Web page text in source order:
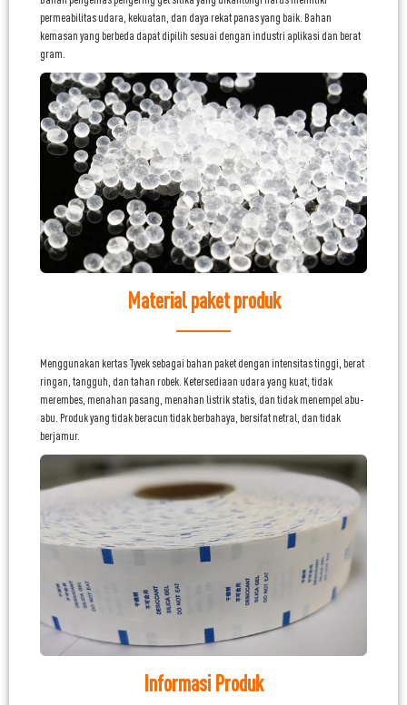
permeabilitas udara, kekuatan, dan daya rekat panas yang baik. Bahan
kemasan yang berbeda dapat dipilih sesuai dengan industri aplikasi dan berat
gram.
Material paket produk
Menggunakan kertas Tyvek sebagai bahan paket dengan intensitas tinggi, berat
ringan, tangguh, dan tahan robek. Ketersediaan udara yang kuat, tidak
merembes, menahan pasang, menahan listrik statis, dan tidak menempel abu-
abu. Produk yang tidak beracun tidak berbahaya, bersifat netral, dan tidak
berjamur.
Informasi Produk